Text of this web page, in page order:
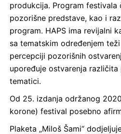
produkcija. Program festivala
pozorišne predstave, kao i
program. HAPS ima revijalni
sa tematskim određenjem
percepciji pozorišnih
upoređuje ostvarenja
tematici.
Od 25. izdanja održanog
korone) festival posebno
Plaketa „Miloš Šami“